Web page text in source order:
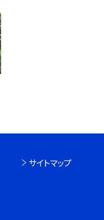
サイトマップ